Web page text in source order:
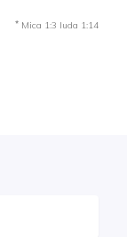
* Mica 1:3 Iuda 1:14